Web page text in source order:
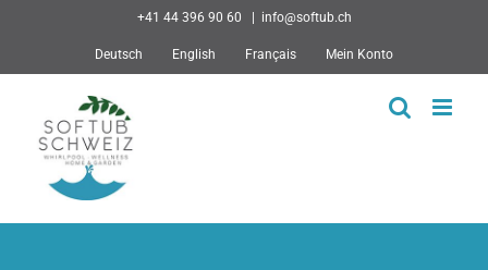
+41 44 396 90 60 info@softub.ch
Deutsch English Français Mein Konto